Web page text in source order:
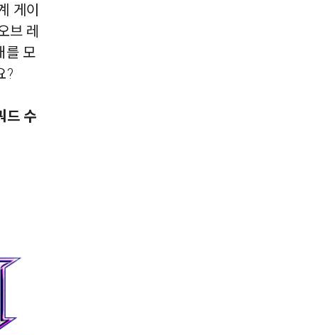
게이
브 레
를 모
?
드 수